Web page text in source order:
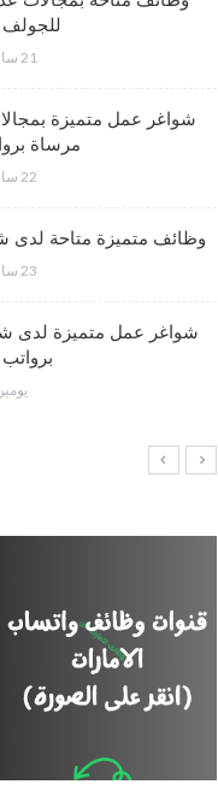
للجولف
21 ساعة منذ
شواغر عمل متميزة
مرساة
22 ساعة منذ
وظائف متميزة متاحة لدى
23 ساعة منذ
شواغر عمل متميزة لدى